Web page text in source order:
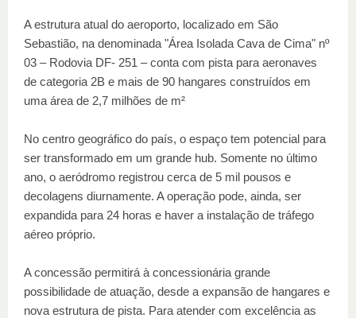
A estrutura atual do aeroporto, localizado em São
Sebastião, na denominada "Área Isolada Cava de Cima" nº
03 – Rodovia DF- 251 – conta com pista para aeronaves
de categoria 2B e mais de 90 hangares construídos em
uma área de 2,7 milhões de m²
No centro geográfico do país, o espaço tem potencial para
ser transformado em um grande hub. Somente no último
ano, o aeródromo registrou cerca de 5 mil pousos e
decolagens diurnamente. A operação pode, ainda, ser
expandida para 24 horas e haver a instalação de tráfego
aéreo próprio.
A concessão permitirá à concessionária grande
possibilidade de atuação, desde a expansão de hangares e
nova estrutura de pista. Para atender com excelência as